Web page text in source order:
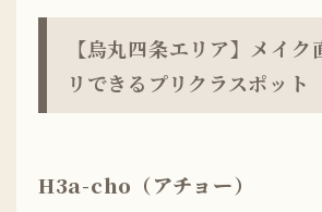
【烏丸四条エリア】メイク
リできるプリクラスポット
H3a-cho （アチョー）